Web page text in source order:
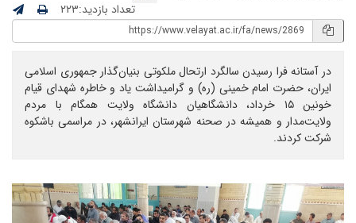
تعداد بازدید:۲۲۳
در آستانه فرا رسیدن سالگرد ارتحال ملکوتی بنیان‌گذار جمهوری اسلامی
ایران، حضرت امام خمینی (ره) و گرامیداشت یاد و خاطره شهدای قیام
خونین ۱۵ خرداد، دانشگاهیان دانشگاه ولایت همگام با مردم
ولایت‌مدار و همیشه در صحنه شهرستان ایرانشهر، در مراسمی باشکوه
شرکت کردند.